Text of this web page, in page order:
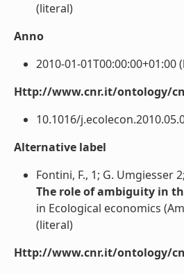
(literal)
Anno
2010-01-01T00:00:00+01:00
Http://www.cnr.it/ontology/
10.1016/
Alternative label
Fontini, F., 1; G. Umgiesser
The role of ambiguity in
in Ecological economics
(literal)
Http://www.cnr.it/ontology/